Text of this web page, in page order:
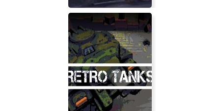
Dead By Daylight - Silent Hill
Chapter